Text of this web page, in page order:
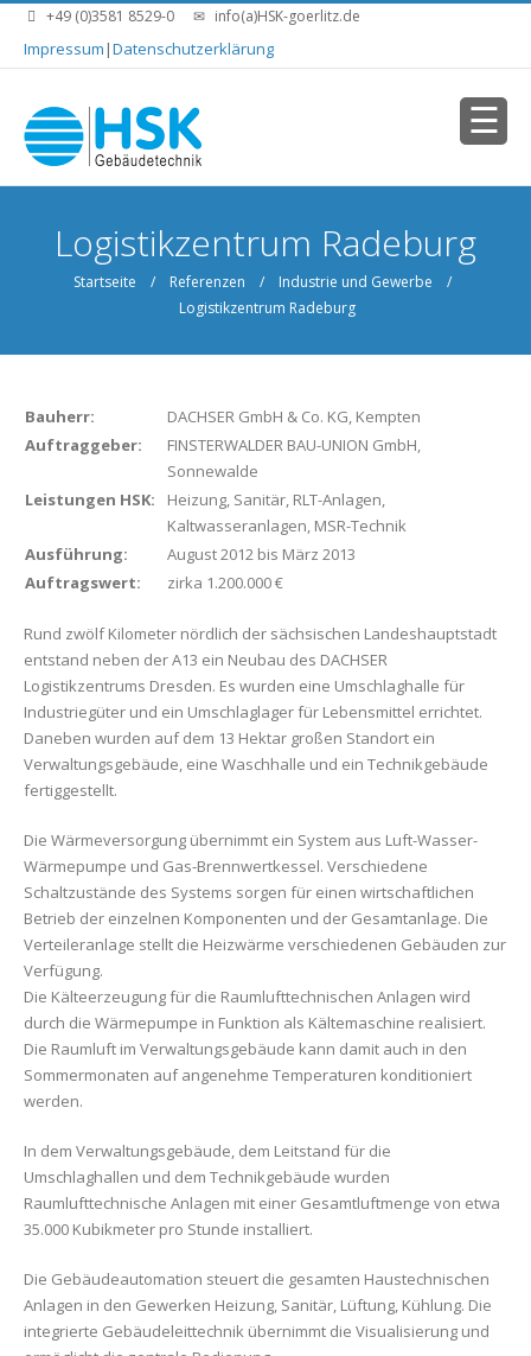
Direkt zum Inhalt
+49 (0)3581 8529-0 info(a)HSK-goerlitz.de
Impressum |Datenschutzerklärung
Logistikzentrum Radeburg
Startseite / Referenzen / Industrie und Gewerbe /
Logistikzentrum Radeburg
Bauherr:
DACHSER GmbH & Co. KG, Kempten
Auftraggeber:
FINSTERWALDER BAU-UNION GmbH,
Sonnewalde
Leistungen HSK:
Heizung, Sanitär, RLT-Anlagen,
Kaltwasseranlagen, MSR-Technik
Ausführung:
August 2012 bis März 2013
Auftragswert:
zirka 1.200.000 €
Rund zwölf Kilometer nördlich der sächsischen Landeshauptstadt
entstand neben der A13 ein Neubau des DACHSER
Logistikzentrums Dresden. Es wurden eine Umschlaghalle für
Industriegüter und ein Umschlaglager für Lebensmittel errichtet.
Daneben wurden auf dem 13 Hektar großen Standort ein
Verwaltungsgebäude, eine Waschhalle und ein Technikgebäude
fertiggestellt.
Die Wärmeversorgung übernimmt ein System aus Luft-Wasser-
Wärmepumpe und Gas-Brennwertkessel. Verschiedene
Schaltzustände des Systems sorgen für einen wirtschaftlichen
Betrieb der einzelnen Komponenten und der Gesamtanlage. Die
Verteileranlage stellt die Heizwärme verschiedenen Gebäuden zur
Verfügung.
Die Kälteerzeugung für die Raumlufttechnischen Anlagen wird
durch die Wärmepumpe in Funktion als Kältemaschine realisiert.
Die Raumluft im Verwaltungsgebäude kann damit auch in den
Sommermonaten auf angenehme Temperaturen konditioniert
werden.
In dem Verwaltungsgebäude, dem Leitstand für die
Umschlaghallen und dem Technikgebäude wurden
Raumlufttechnische Anlagen mit einer Gesamtluftmenge von etwa
35.000 Kubikmeter pro Stunde installiert.
Die Gebäudeautomation steuert die gesamten Haustechnischen
Anlagen in den Gewerken Heizung, Sanitär, Lüftung, Kühlung. Die
integrierte Gebäudeleittechnik übernimmt die Visualisierung und